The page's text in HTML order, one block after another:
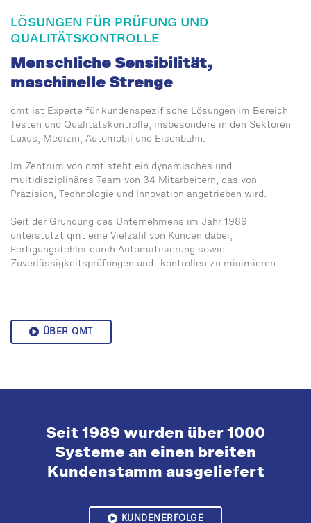
LÖSUNGEN FÜR PRÜFUNG UND
QUALITÄTSKONTROLLE
Menschliche Sensibilität,
maschinelle Strenge
qmt ist Experte für kundenspezifische Lösungen im Bereich
Testen und Qualitätskontrolle, insbesondere in den Sektoren
Luxus, Medizin, Automobil und Eisenbahn.
Im Zentrum von qmt steht ein dynamisches und
multidisziplinäres Team von 34 Mitarbeitern, das von
Präzision, Technologie und Innovation angetrieben wird.
Seit der Gründung des Unternehmens im Jahr 1989
unterstützt qmt eine Vielzahl von Kunden dabei,
Fertigungsfehler durch Automatisierung sowie
Zuverlässigkeitsprüfungen und -kontrollen zu minimieren.
ÜBER QMT
Seit 1989 wurden über 1000
Systeme an einen breiten
Kundenstamm ausgeliefert
KUNDENERFOLGE